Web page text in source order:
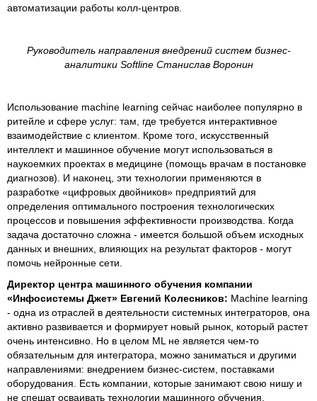
автоматизации работы колл-центров.
Руководитель направления внедрений систем бизнес-
аналитики Softline Станислав Воронин
Использование machine learning сейчас наиболее популярно в
ритейле и сфере услуг: там, где требуется интерактивное
взаимодействие с клиентом. Кроме того, искусственный
интеллект и машинное обучение могут использоваться в
наукоемких проектах в медицине (помощь врачам в постановке
диагнозов). И наконец, эти технологии применяются в
разработке «цифровых двойников» предприятий для
определения оптимального построения технологических
процессов и повышения эффективности производства. Когда
задача достаточно сложна - имеется большой объем исходных
данных и внешних, влияющих на результат факторов - могут
помочь нейронные сети.
Директор центра машинного обучения компании
«Инфосистемы Джет» Евгений Колесников: Machine learning
- одна из отраслей в деятельности системных интеграторов, она
активно развивается и формирует новый рынок, который растет
очень интенсивно. Но в целом ML не является чем-то
обязательным для интегратора, можно заниматься и другими
направлениями: внедрением бизнес-систем, поставками
оборудования. Есть компании, которые занимают свою нишу и
не спешат осваивать технологии машинного обучения.